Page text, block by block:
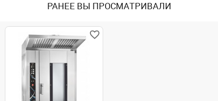
РАНЕЕ ВЫ ПРОСМАТРИВАЛИ